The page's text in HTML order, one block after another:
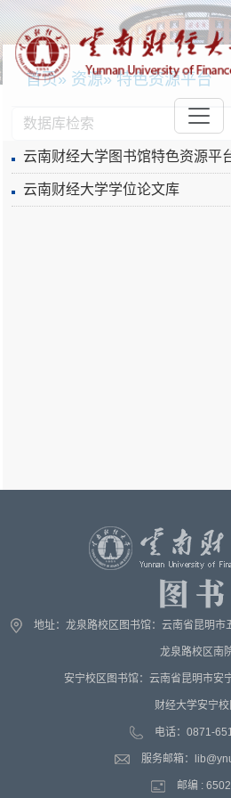
首页» 资源» 特色资源平台
云南财经大学图书馆特色资源平
云南财经大学学位论文库
地址：龙泉路校区图书馆：云南省昆明
龙泉路校区南
安宁校区图书馆：云南省昆明市安宁市
财经大学安宁校
电话：0871-
服务邮箱：
邮编 :